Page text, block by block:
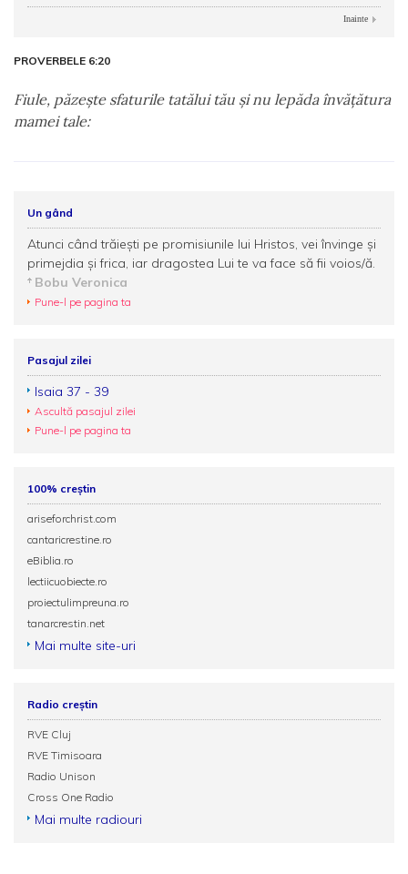
Inainte
PROVERBELE 6:20
Fiule, păzeşte sfaturile tatălui tău şi nu lepăda învăţătura
mamei tale:
Un gând
Atunci când trăieşti pe promisiunile lui Hristos, vei învinge şi
primejdia şi frica, iar dragostea Lui te va face să fii voios/ă.
Bobu Veronica
Pune-l pe pagina ta
Pasajul zilei
Isaia 37 - 39
Ascultă pasajul zilei
Pune-l pe pagina ta
100% creștin
ariseforchrist.com
cantaricrestine.ro
eBiblia.ro
lectiicuobiecte.ro
proiectulimpreuna.ro
tanarcrestin.net
Mai multe site-uri
Radio creștin
RVE Cluj
RVE Timisoara
Radio Unison
Cross One Radio
Mai multe radiouri